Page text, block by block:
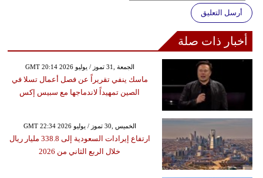
أرسل التعليق
أخبار ذات صلة
GMT 20:14 2026 الجمعة ,31 تموز / يوليو
ماسك ينفي تقريراً عن فصل أعمال تسلا في
الصين تمهيداً لاندماجها مع سبيس إكس
GMT 22:34 2026 الخميس ,30 تموز / يوليو
ارتفاع إيرادات السعودية إلى 338.8 مليار ريال
خلال الربع الثاني من 2026